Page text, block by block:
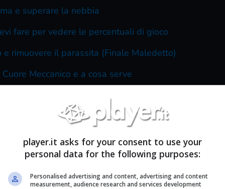
e superare la nebbia
fare per vedere le percentuali di gioco
rimuovere il parassita (Finale Maledetto)
Meccanico e a cosa serve
al VERO finale
dove trovare i 5 ingredienti per ottenere l’Olio
tutte le Chiavi Semplici
player.it asks for your consent to use your
personal data for the following purposes:
Personalised advertising and content, advertising and content
measurement, audience research and services development